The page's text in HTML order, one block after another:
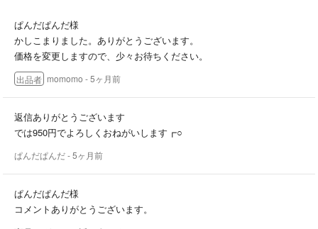
ぱんだぱんだ様
かしこまりました。ありがとうございます。
価格を変更しますので、少々お待ちください。
出品者 momomo - 5ヶ月前
返信ありがとうございます
では950円でよろしくおねがいします┏○
ぱんだぱんだ- 5ヶ月前
ぱんだぱんだ様
コメントありがとうございます。